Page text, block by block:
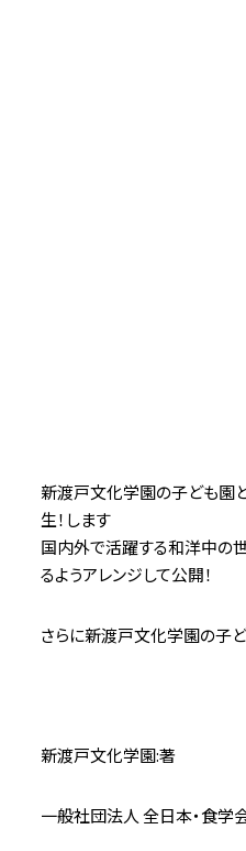
新渡戸文化学園の子ども園
生！します
国内外で活躍する和洋中の世
るようアレンジして公開！
さらに新渡戸文化学園の子
新渡戸文化学園:著
一般社団法人 全日本・食学